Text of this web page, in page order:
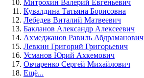
Митрохин Валерий Евгеньевич
Кувалдина Татьяна Борисовна
Лебедев Виталий Матвеевич
Бакланов Александр Алексеевич
Ахмеджанов Равиль Абдраманович
Левкин Григорий Григорьевич
Усманов Юрий Ахкемович
Овчаренко Сергей Михайлович
Ещё...